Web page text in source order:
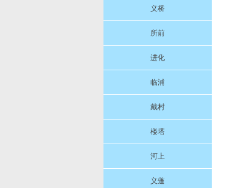
义桥
所前
进化
临浦
戴村
楼塔
河上
义蓬